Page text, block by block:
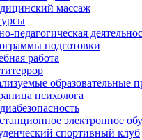
массаж
педагогическая
подготовки
работа
образовательные
психолога
электронное
спортивный клуб